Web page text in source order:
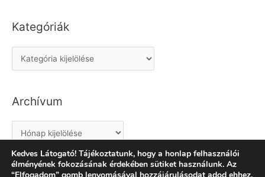
Kategóriák
a
e
r
i
Archívum
c
Kedves Látogató! Tájékoztatunk, hogy a honlap felhasználói
élményének fokozásának érdekében sütiket használunk. Az